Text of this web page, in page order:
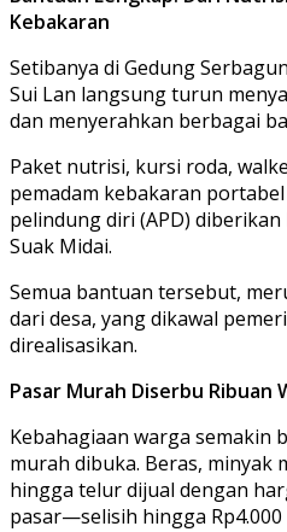
Kebakaran
Setibanya di Gedung
Sui Lan langsung turun
dan menyerahkan berbagai
Paket nutrisi, kursi roda,
pemadam kebakaran
pelindung diri (APD)
Suak Midai.
Semua bantuan tersebut,
dari desa, yang dikawal
direalisasikan.
Pasar Murah Diserbu Ribuan
Kebahagiaan warga semakin
murah dibuka. Beras, minyak
hingga telur dijual dengan
pasar—selisih hingga Rp4.000